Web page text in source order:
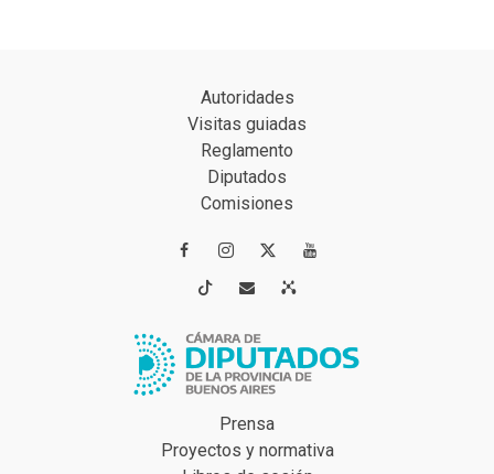
Autoridades
Visitas guiadas
Reglamento
Diputados
Comisiones
 
 
Prensa
Proyectos y normativa